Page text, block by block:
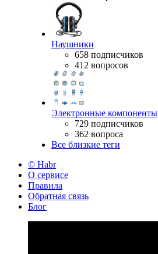
Наушники
658 подписчиков
412 вопросов
Электронные компоненты
729 подписчиков
362 вопроса
Все близкие теги
© Habr
О сервисе
Правила
Обратная связь
Блог